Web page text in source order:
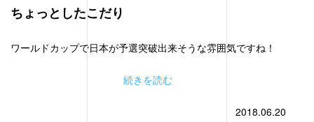
ちょっとしたこだり
ワールドカップで日本が予選突破出来そうな雰囲気ですね！
続きを読む
2018.06.20